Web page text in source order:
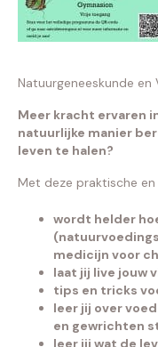
Natuurgeneeskunde en
Meer kracht ervaren
natuurlijke manier
leven te halen?
Met deze praktische en
wordt helder
medicijn voor
laat jij live jouw
tips en tricks
leer jij over
en gewrichten
leer jij wat de